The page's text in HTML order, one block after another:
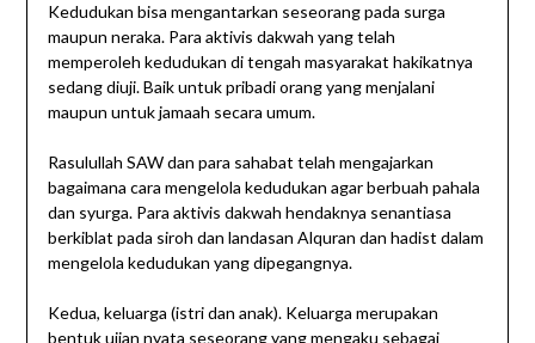
Kedudukan bisa mengantarkan seseorang pada surga
maupun neraka. Para aktivis dakwah yang telah
memperoleh kedudukan di tengah masyarakat hakikatnya
sedang diuji. Baik untuk pribadi orang yang menjalani
maupun untuk jamaah secara umum.
Rasulullah SAW dan para sahabat telah mengajarkan
bagaimana cara mengelola kedudukan agar berbuah pahala
dan syurga. Para aktivis dakwah hendaknya senantiasa
berkiblat pada siroh dan landasan Alquran dan hadist dalam
mengelola kedudukan yang dipegangnya.
Kedua, keluarga (istri dan anak). Keluarga merupakan
bentuk ujian nyata seseorang yang mengaku sebagai